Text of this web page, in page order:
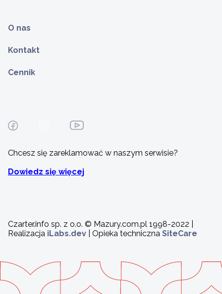
O nas
Kontakt
Cennik
Chcesz się zareklamować w naszym serwisie?
Dowiedz się więcej
Czarter.info sp. z o.o. © Mazury.com.pl 1998-2022 |
Realizacja iLabs.dev | Opieka techniczna SiteCare